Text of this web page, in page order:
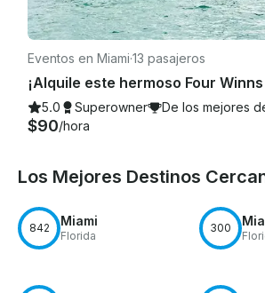
Eventos en Miami·13 pasajeros
5.0 Superowner De los mejores
$90/hora
Los Mejores Destinos
842 Miami
Florida
300